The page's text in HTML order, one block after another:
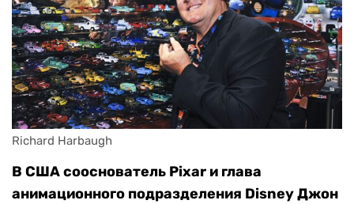
Richard Harbaugh
В США сооснователь Pixar и глава
анимационного подразделения Disney Джон